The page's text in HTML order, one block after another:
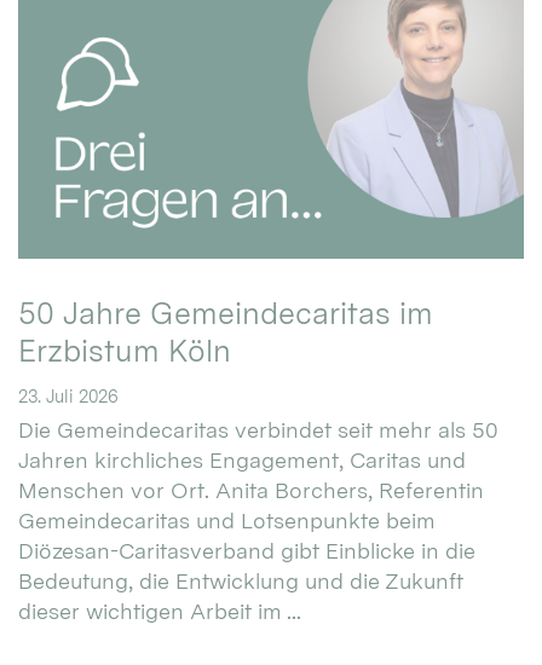
50 Jahre Gemeindecaritas im
Erzbistum Köln
23. Juli 2026
Die Gemeindecaritas verbindet seit mehr als 50
Jahren kirchliches Engagement, Caritas und
Menschen vor Ort. Anita Borchers, Referentin
Gemeindecaritas und Lotsenpunkte beim
Diözesan-Caritasverband gibt Einblicke in die
Bedeutung, die Entwicklung und die Zukunft
dieser wichtigen Arbeit im ...